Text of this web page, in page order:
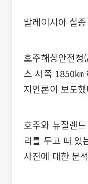
말레이시아 실
호주해상안전
스 서쪽 1850㎞
지언론이 보도
호주와 뉴질랜
리를 두고 떠 있
사진에 대한 분